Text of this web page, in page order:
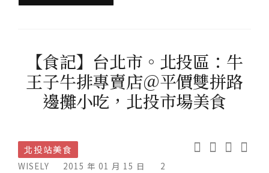
【食記】台北市。北投區：牛
王子牛排專賣店＠平價雙拼路
邊攤小吃，北投市場美食
北投站美食
WISELY 2015 年 01 月 15 日 2